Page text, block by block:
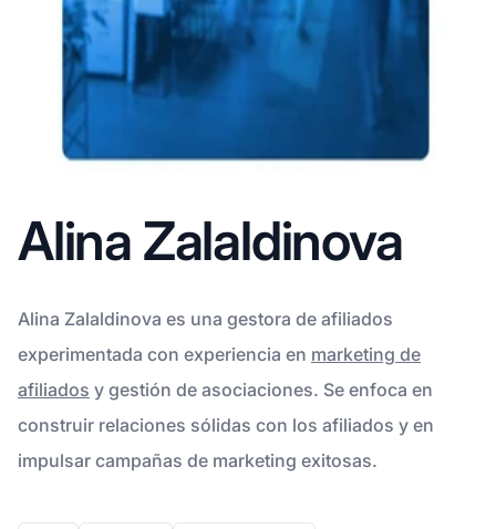
Alina Zalaldinova
Alina Zalaldinova es una gestora de afiliados
experimentada con experiencia en marketing de
afiliados y gestión de asociaciones. Se enfoca en
construir relaciones sólidas con los afiliados y en
impulsar campañas de marketing exitosas.